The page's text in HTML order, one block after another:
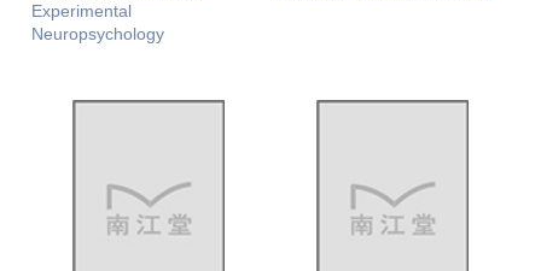
Experimental
Neuropsychology